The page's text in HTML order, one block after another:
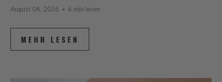
August 04, 2026 6 min lesen
MEHR LESEN